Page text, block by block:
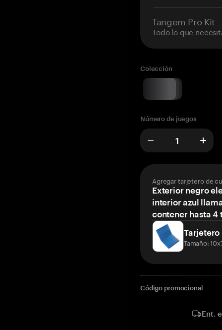
Tangem Pro Kit
Todo lo que
Colección
Número de juegos
Agregar tarjetero de
Exterior negro
interior azul
contener hasta 4
Tarjetero
Tamaño:
Código promocional
Ent.